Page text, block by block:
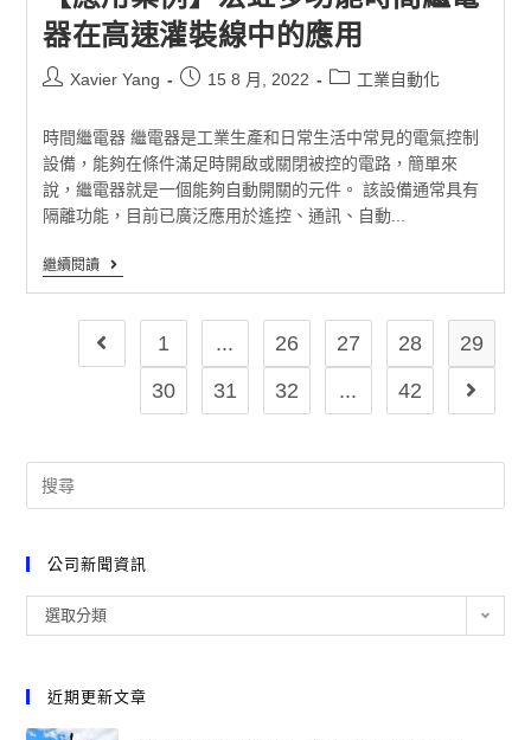
器在高速灌裝線中的應用
Xavier Yang 15 8 月, 2022 工業自動化
時間繼電器 繼電器是工業生產和日常生活中常見的電氣控制
設備，能夠在條件滿足時開啟或關閉被控的電路，簡單來
說，繼電器就是一個能夠自動開關的元件。 該設備通常具有
隔離功能，目前已廣泛應用於遙控、通訊、自動...
繼續閱讀
1 ... 26 27 28
29
30
31 32 ... 42
公司新聞資訊
選取分類
近期更新文章